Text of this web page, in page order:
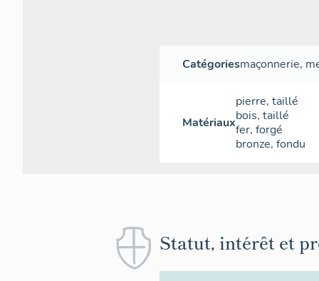
Catégoriesmaçonnerie,
Matériaux
pierre, taillé
bois, taillé
fer, forgé
bronze, fondu
Statut, intérêt et